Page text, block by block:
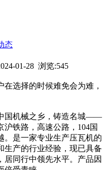
态
01-28 浏览:545
选择的时候难免会为难，
国机械之乡，铸造名城——
铁路，高速公路，104国
。是一家专业生产压瓦机的
生产的行业经验，现已具备
居同行中领先水平。产品因